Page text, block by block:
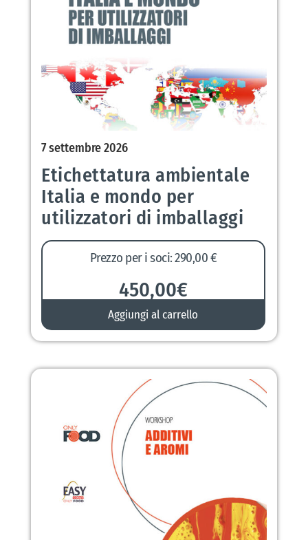
7 settembre 2026
Etichettatura ambientale
Italia e mondo per
utilizzatori di imballaggi
Prezzo per i soci: 290,00 €
450,00€
Aggiungi al carrello